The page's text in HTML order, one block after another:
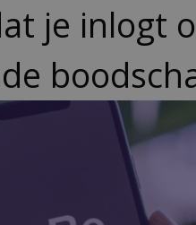
je inlogt